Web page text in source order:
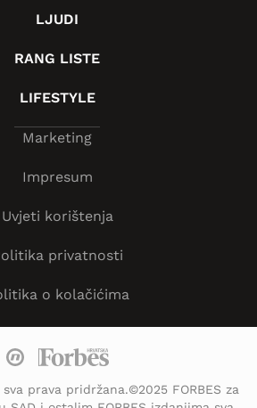
LJUDI
RANG LISTE
LIFESTYLE
Marketing
Impresum
Uvjeti korištenja
privatnosti
o kolačićima
prava pridržana.©2025 FORBES za